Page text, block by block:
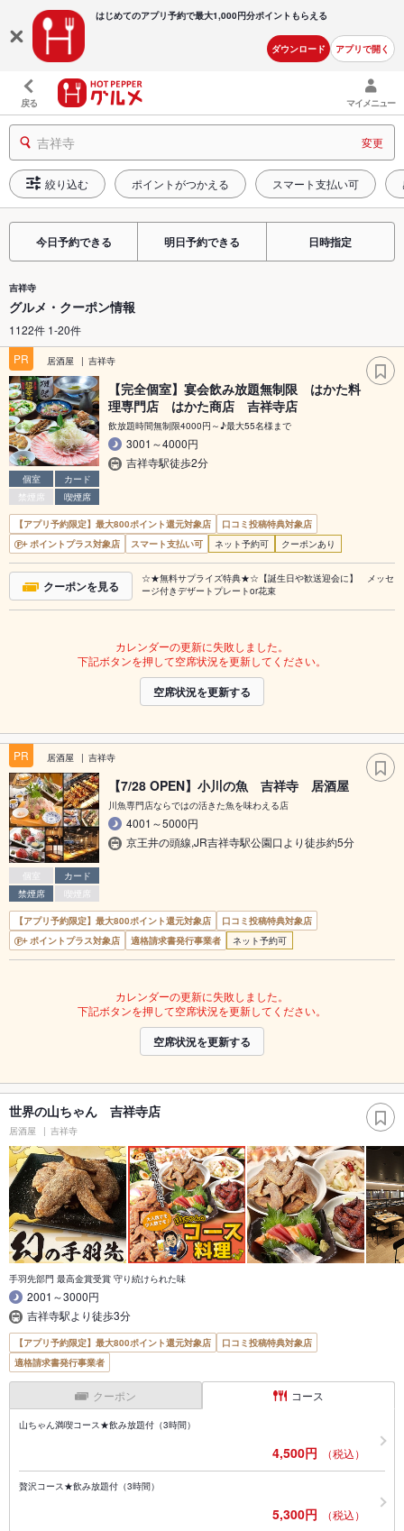
はじめてのアプリ予約で最大1,000円分ポイントもらえる
ダウンロード アプリで開く
戻る マイメニュー
吉祥寺 変更
絞り込む ポイントがつかえる スマート支払い可
今日予約できる 明日予約できる 日時指定
吉祥寺
グルメ・クーポン情報
1122件 1-20件
PR
居酒屋 吉祥寺
個室
カード
禁煙席
喫煙席
【完全個室】宴会飲み放題無制限 はかた料
理専門店 はかた商店 吉祥寺店
飲放題時間無制限4000円～♪最大55名様まで
3001～4000円
吉祥寺駅徒歩2分
【アプリ予約限定】最大800ポイント還元対象店
口コミ投稿特典対象店
ポイントプラス対象店
スマート支払い可 ネット予約可 クーポンあり
クーポンを見る
☆★無料サプライズ特典★☆【誕生日や歓送迎会に】 メッセ
ージ付きデザートプレートor花束
カレンダーの更新に失敗しました。
下記ボタンを押して空席状況を更新してください。
空席状況を更新する
PR 居酒屋 吉祥寺
個室
カード
禁煙席
喫煙席
【7/28 OPEN】小川の魚 吉祥寺 居酒屋
川魚専門店ならではの活きた魚を味わえる店
4001～5000円
京王井の頭線,JR吉祥寺駅公園口より徒歩約5分
【アプリ予約限定】最大800ポイント還元対象店
口コミ投稿特典対象店
ポイントプラス対象店
適格請求書発行事業者 ネット予約可
カレンダーの更新に失敗しました。
下記ボタンを押して空席状況を更新してください。
空席状況を更新する
世界の山ちゃん 吉祥寺店
居酒屋 吉祥寺
手羽先部門 最高金賞受賞 守り続けられた味
2001～3000円
吉祥寺駅より徒歩3分
【アプリ予約限定】最大800ポイント還元対象店
口コミ投稿特典対象店
適格請求書発行事業者
クーポン コース
山ちゃん満喫コース★飲み放題付（3時間）
4,500円 （税込）
贅沢コース★飲み放題付（3時間）
5,300円 （税込）